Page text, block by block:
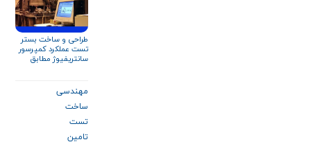
طراحی و ساخت بستر
تست عملکرد کمپرسور
سانتریفیوژ مطابق
مهندسی
ساخت
تست
تامین